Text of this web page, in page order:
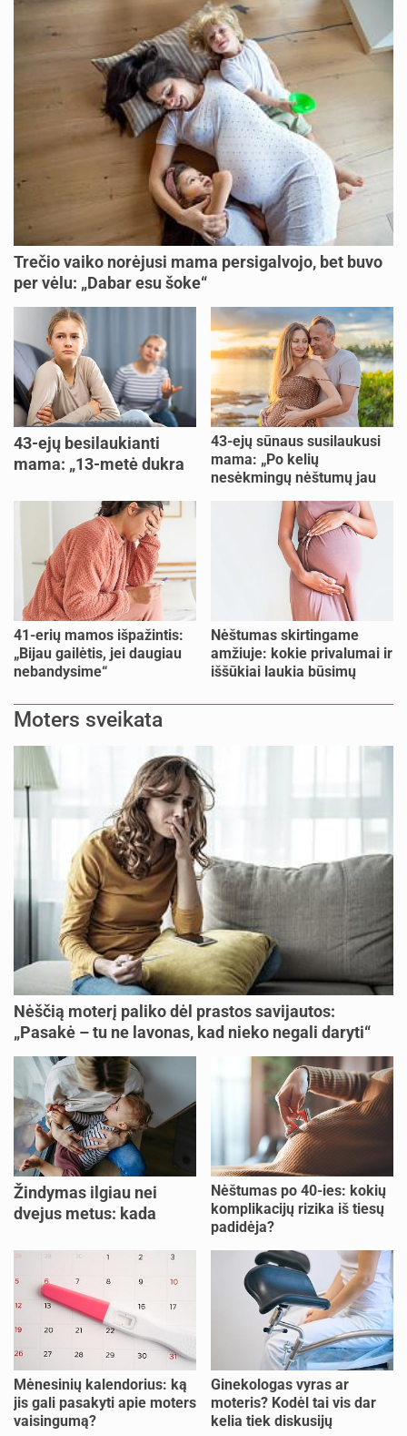
Trečio vaiko norėjusi mama persigalvojo, bet buvo
per vėlu: „Dabar esu šoke“
43-ejų besilaukianti
mama: „13-metė dukra
43-ejų sūnaus susilaukusi
mama: „Po kelių
nesėkmingų nėštumų jau
41-erių mamos išpažintis:
„Bijau gailėtis, jei daugiau
nebandysime“
Nėštumas skirtingame
amžiuje: kokie privalumai ir
iššūkiai laukia būsimų
Moters sveikata
Nėščią moterį paliko dėl prastos savijautos:
„Pasakė – tu ne lavonas, kad nieko negali daryti“
Žindymas ilgiau nei
dvejus metus: kada
nujunkyti?
Nėštumas po 40-ies: kokių
komplikacijų rizika iš tiesų
padidėja?
Mėnesinių kalendorius: ką
jis gali pasakyti apie moters
vaisingumą?
Ginekologas vyras ar
moteris? Kodėl tai vis dar
kelia tiek diskusijų